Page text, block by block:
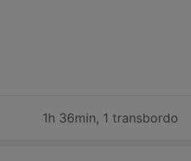
1h 36min, 1 transbordo